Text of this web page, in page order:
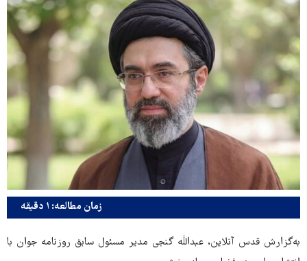
زمان مطالعه: ۱ دقیقه
به‌گزارش قدس آنلاین، عبدالله گنجی مدیر مسئول سابق روزنامه جوان با